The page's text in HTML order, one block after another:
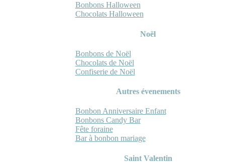
Bonbons Halloween
Chocolats Halloween
Noël
Bonbons de Noël
Chocolats de Noël
Confiserie de Noël
Autres évenements
Bonbon Anniversaire Enfant
Bonbons Candy Bar
Fête foraine
Bar à bonbon mariage
Saint Valentin